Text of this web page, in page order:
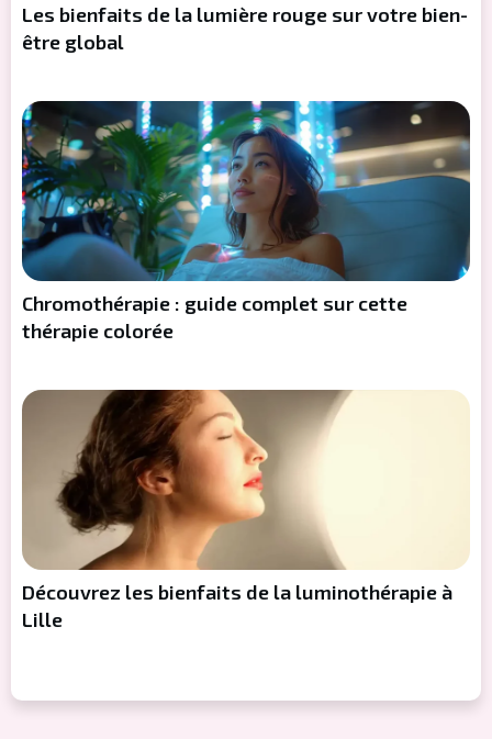
Les bienfaits de la lumière rouge sur votre bien-
être global
Chromothérapie : guide complet sur cette
thérapie colorée
Découvrez les bienfaits de la luminothérapie à
Lille